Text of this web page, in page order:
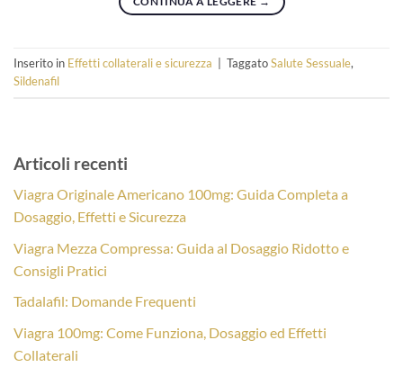
Inserito in Effetti collaterali e sicurezza TaggatoSalute Sessuale,
Sildenafil
Articoli recenti
Viagra Originale Americano 100mg: Guida Completa a
Dosaggio, Effetti e Sicurezza
Viagra Mezza Compressa: Guida al Dosaggio Ridotto e
Consigli Pratici
Tadalafil: Domande Frequenti
Viagra 100mg: Come Funziona, Dosaggio ed Effetti
Collaterali